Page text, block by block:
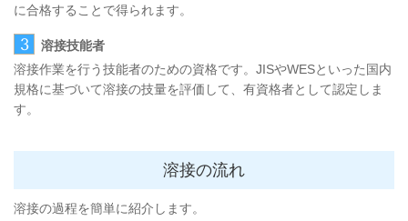
に合格することで得られます。
3 溶接技能者
溶接作業を行う技能者のための資格です。JISやWESといった国内
規格に基づいて溶接の技量を評価して、有資格者として認定しま
す。
溶接の流れ
溶接の過程を簡単に紹介します。